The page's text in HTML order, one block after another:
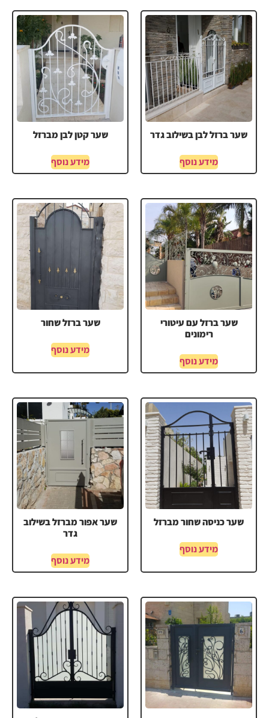
שער ברזל לבן בשילוב גדר
מידע נוסף
שער קטן לבן מברזל
מידע נוסף
שער ברזל עם עיטורי
רימונים
מידע נוסף
שער ברזל שחור
מידע נוסף
שער כניסה שחור מברזל
מידע נוסף
שער אפור מברזל בשילוב
גדר
מידע נוסף